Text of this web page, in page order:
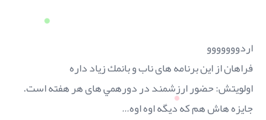
اردووووووو
فراهان از اين برنامه های ناب و بانمك زياد داره
اولويتش: حضور ارزشمند در دورهمي های هر هفته است.
جايزه هاش هم كه ديگه اوه اوه…